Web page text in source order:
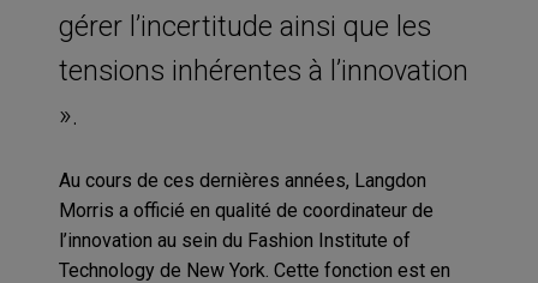
gérer l’incertitude ainsi que les
tensions inhérentes à l’innovation
».
Au cours de ces dernières années, Langdon
Morris a officié en qualité de coordinateur de
l’innovation au sein du Fashion Institute of
Technology de New York. Cette fonction est en